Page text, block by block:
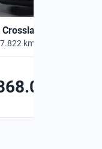
km • Otomatik